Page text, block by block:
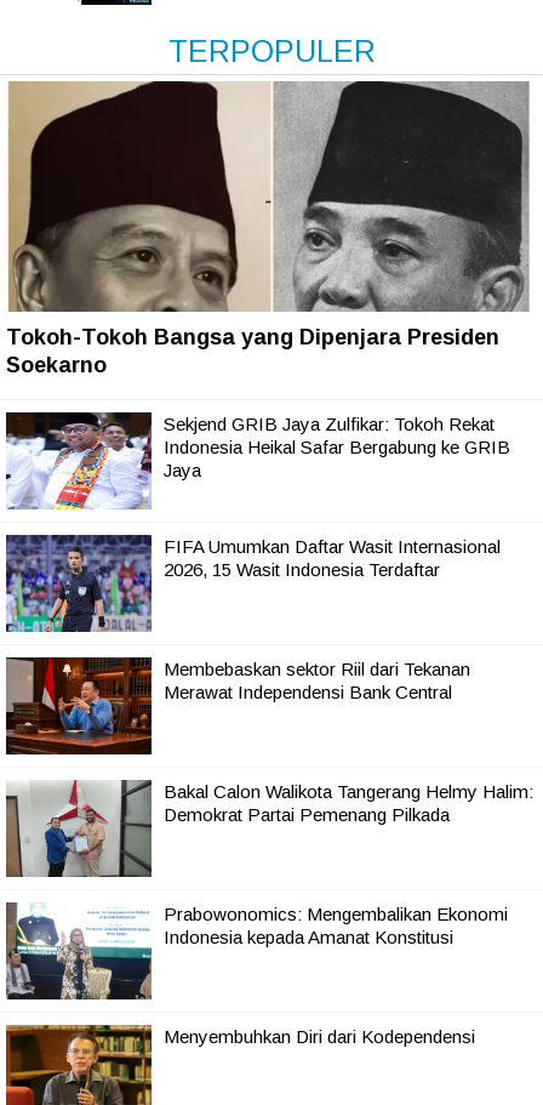
TERPOPULER
Tokoh-Tokoh Bangsa yang Dipenjara Presiden
Soekarno
Sekjend GRIB Jaya Zulfikar: Tokoh Rekat
Indonesia Heikal Safar Bergabung ke GRIB
Jaya
FIFA Umumkan Daftar Wasit Internasional
2026, 15 Wasit Indonesia Terdaftar
Membebaskan sektor Riil dari Tekanan
Merawat Independensi Bank Central
Bakal Calon Walikota Tangerang Helmy Halim:
Demokrat Partai Pemenang Pilkada
Prabowonomics: Mengembalikan Ekonomi
Indonesia kepada Amanat Konstitusi
Menyembuhkan Diri dari Kodependensi